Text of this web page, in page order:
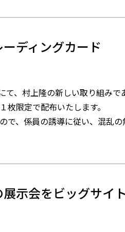
ーディングカード
て、村上隆の新しい取り組み
枚限定で配布いたします。
で、係員の誘導に従い、混乱
展示会をビッグサイ